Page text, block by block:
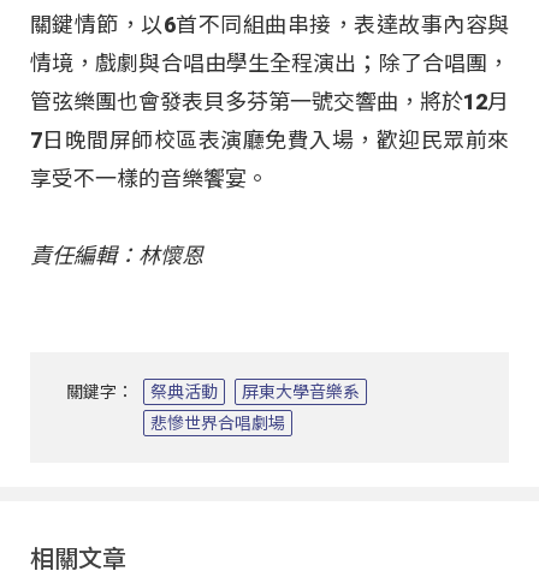
關鍵情節，以6首不同組曲串接，表達故事內容與
情境，戲劇與合唱由學生全程演出；除了合唱團，
管弦樂團也會發表貝多芬第一號交響曲，將於12月
7日晚間屏師校區表演廳免費入場，歡迎民眾前來
享受不一樣的音樂饗宴。
責任編輯：林懷恩
關鍵字： 祭典活動
屏東大學音樂系
悲慘世界合唱劇場
相關文章